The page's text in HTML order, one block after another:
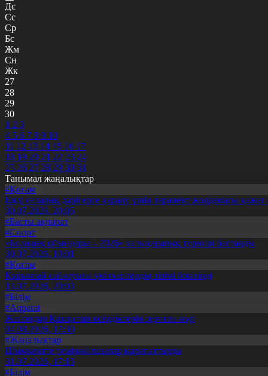
Дс
Сс
Ср
Бс
Жм
Сн
Жк
27
28
29
30
1 2 3
4 5 6 7 8 9 10
11 12 13 14 15 16 17
18 19 20 21 22 23 24
25 26 27 28 29 30 31
Танымал жаңалықтар
#Қоғам
Енді салалық дәрігерге қаралу үшін терапевт жолдамасы қажет
30.07.2026, 20:05
#Басты ақпарат
#Спорт
«Болашақ ойындары – 2026» халықаралық турнирі басталды
30.07.2026, 10:01
#Қоғам
Құрылтай сайлауына үміткерлердің тізімі бекітілді
13.07.2026, 20:03
#Білім
#Aqparat
Жапондар Қазақстан өсімдіктерін зерттеп жүр
04.08.2026, 17:30
#Жаңалықтар
Шымкентте теміржолшылар марапатталды
31.07.2026, 17:15
#Білім